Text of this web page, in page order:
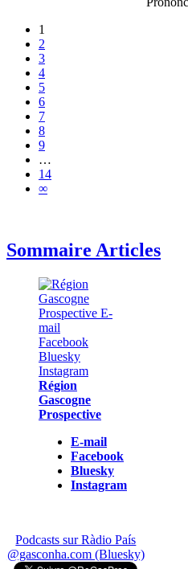
1
2
3
4
5
6
7
8
9
…
14
∞
Sommaire Articles
Région
Gascogne
Prospective
E-mail
Facebook
Bluesky
Instagram
Podcasts sur Ràdio País
@gasconha.com (Bluesky)